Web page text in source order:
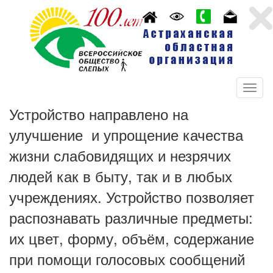
Устройство направлено на
улучшение и упрощение качества
жизни слабовидящих и незрячих
людей как в быту, так и в любых
учреждениях. Устройство позволяет
распознавать различные предметы:
их цвет, форму, объём, содержание
при помощи голосовых сообщений